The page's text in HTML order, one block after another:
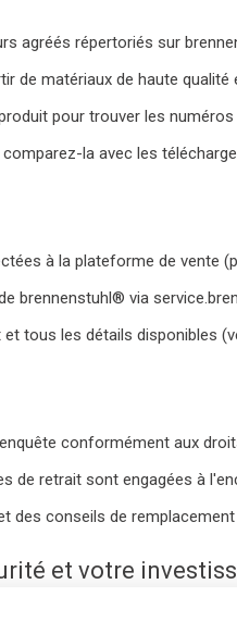
agréés répertoriés sur
de matériaux de haute
pour trouver les
la avec les
à la plateforme de vente
brennenstuhl® via
tous les détails disponibles
conformément aux
de retrait sont engagées à
des conseils de
et votre
et d'une innovation sans